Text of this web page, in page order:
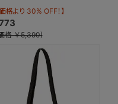
格より 30% OFF！】
格 ￥5,390)